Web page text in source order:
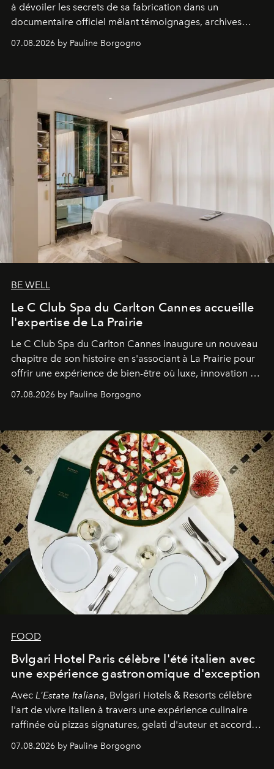
à dévoiler les secrets de sa fabrication dans un
documentaire officiel mêlant témoignages, archives
générationnel.
07.08.2026 by Pauline Borgogno
BE WELL
Le C Club Spa du Carlton Cannes accueille
l'expertise de La Prairie
Le C Club Spa du Carlton Cannes inaugure un nouveau
chapitre de son histoire en s'associant à La Prairie pour
offrir une expérience de bien-être où luxe, innovation et
07.08.2026 by Pauline Borgogno
FOOD
Bvlgari Hotel Paris célèbre l'été italien avec
une expérience gastronomique d'exception
Avec L'Estate Italiana, Bvlgari Hotels & Resorts célèbre
l'art de vivre italien à travers une expérience culinaire
raffinée où pizzas signatures, gelati d'auteur et accords
07.08.2026 by Pauline Borgogno